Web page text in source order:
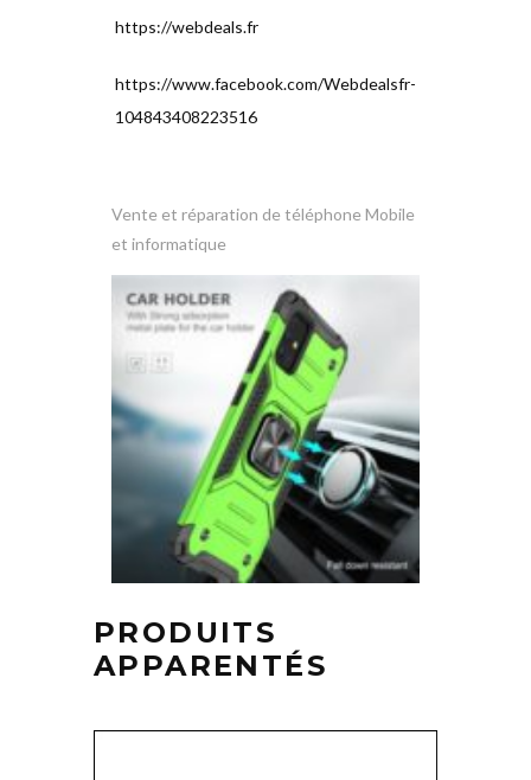
https://webdeals.fr
https://www.facebook.com/Webdealsfr-
104843408223516
Vente et réparation de téléphone Mobile
et informatique
PRODUITS
APPARENTÉS